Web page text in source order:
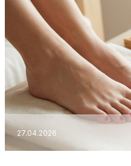
27.04.2026